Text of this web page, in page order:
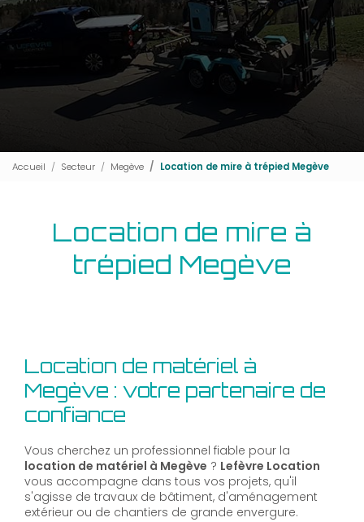
Accueil Secteur Megève Location de mire à trépied Megève
Location de mire à
trépied Megève
Location de matériel à
Megève : votre partenaire de
confiance
Vous cherchez un professionnel fiable pour la
location de matériel à Megève ? Lefèvre Location
vous accompagne dans tous vos projets, qu'il
s'agisse de travaux de bâtiment, d'aménagement
extérieur ou de chantiers de grande envergure.